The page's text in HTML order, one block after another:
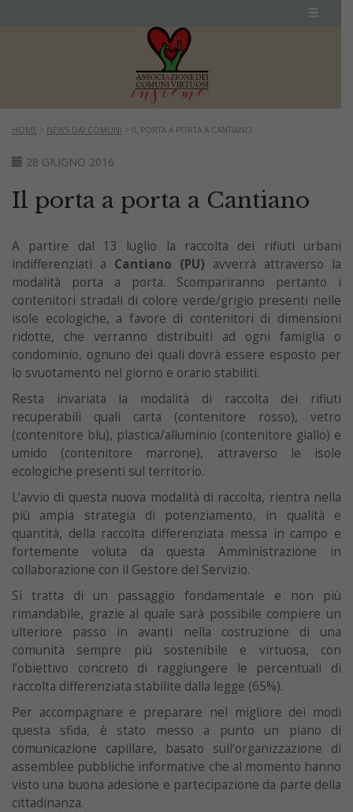
HOME > NEWS DAI COMUNI > IL PORTA A PORTA A CANTIANO
28 GIUGNO 2016
Il porta a porta a Cantiano
A partire dal 13 luglio la raccolta dei rifiuti urbani
indifferenziati a Cantiano (PU) avverrà attraverso la
modalità porta a porta. Scompariranno pertanto i
contenitori stradali di colore verde/grigio presenti nelle
isole ecologiche, a favore di contenitori di dimensioni
ridotte, che verranno distribuiti ad ogni famiglia o
condominio, ognuno dei quali dovrà essere esposto per
lo svuotamento nel giorno e orario stabiliti.
Resta invariata la modalità di raccolta dei rifiuti
recuperabili quali carta (contenitore rosso), vetro
(contenitore blu), plastica/alluminio (contenitore giallo) e
umido (contenitore marrone), attraverso le isole
ecologiche presenti sul territorio.
L’avvio di questa nuova modalità di raccolta, rientra nella
più ampia strategia di potenziamento, in qualità e
quantità, della raccolta differenziata messa in campo e
fortemente voluta da questa Amministrazione in
collaborazione con il Gestore del Servizio.
Si tratta di un passaggio fondamentale e non più
rimandabile, grazie al quale sarà possibile compiere un
ulteriore passo in avanti nella costruzione di una
comunità sempre più sostenibile e virtuosa, con
l’obiettivo concreto di raggiungere le percentuali di
raccolta differenziata stabilite dalla legge (65%).
Per accompagnare e preparare nel migliore dei modi
questa sfida, è stato messo a punto un piano di
comunicazione capillare, basato sull’organizzazione di
assemblee pubbliche informative che al momento hanno
visto una buona adesione e partecipazione da parte della
cittadinanza.